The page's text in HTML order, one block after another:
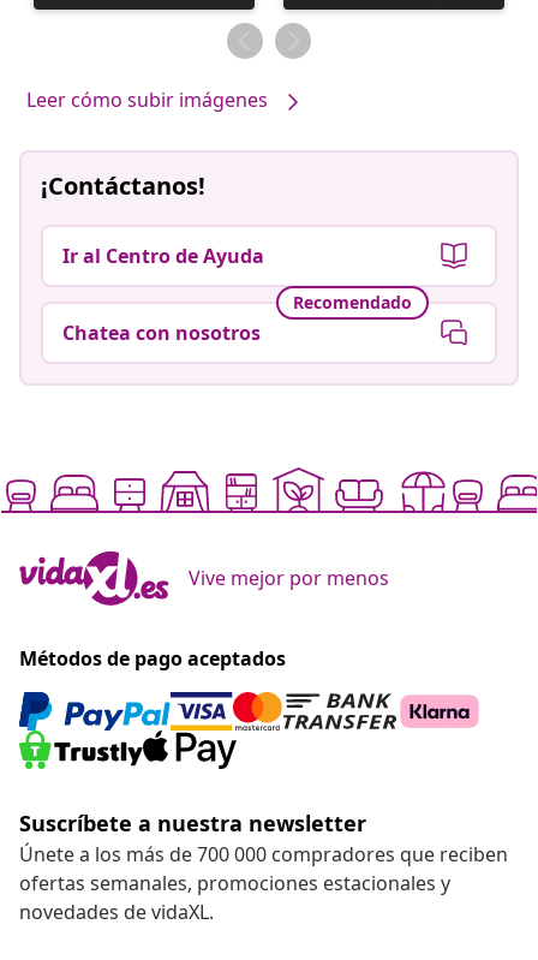
realizada
realizada
por
Leer cómo subir imágenes
¡Contáctanos!
Ir al Centro de Ayuda
Recomendado
Chatea con nosotros
Vive mejor por menos
Métodos de pago aceptados
Suscríbete a nuestra newsletter
Únete a los más de 700 000 compradores que reciben
ofertas semanales, promociones estacionales y
novedades de vidaXL.